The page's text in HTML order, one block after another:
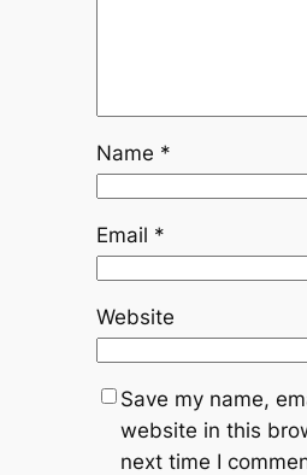
Name *
Email *
Website
Save my name,
website in this
next time I